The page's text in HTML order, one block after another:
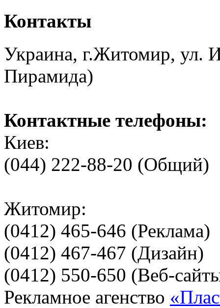
Контакты
Украина, г.Житомир, ул.
Пирамида)
Контактные телефоны:
Киев:
(044) 222-88-20 (Общий)
Житомир:
(0412) 465-646 (Реклама)
(0412) 467-467 (Дизайн)
(0412) 550-650 (Веб-
Рекламное агенство